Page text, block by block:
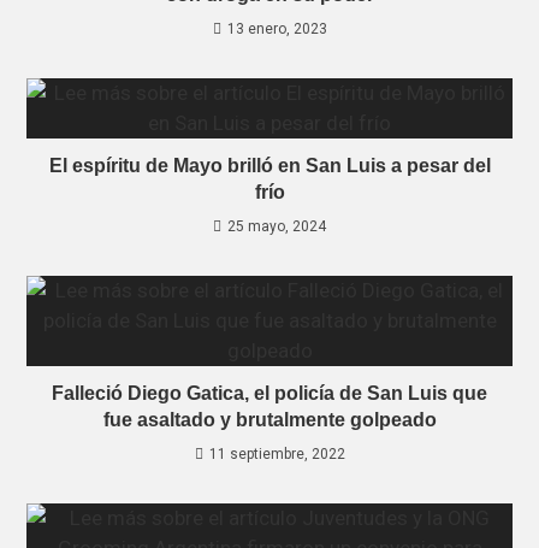
13 enero, 2023
El espíritu de Mayo brilló en San Luis a pesar del
frío
25 mayo, 2024
Falleció Diego Gatica, el policía de San Luis que
fue asaltado y brutalmente golpeado
11 septiembre, 2022